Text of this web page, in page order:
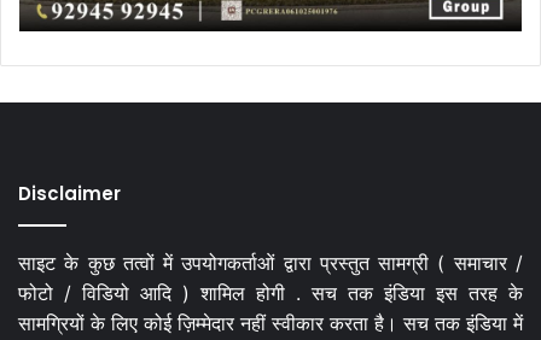
Disclaimer
साइट के कुछ तत्वों में उपयोगकर्ताओं द्वारा प्रस्तुत सामग्री ( समाचार /
फोटो / विडियो आदि ) शामिल होगी . सच तक इंडिया इस तरह के
सामग्रियों के लिए कोई ज़िम्मेदार नहीं स्वीकार करता है। सच तक इंडिया में